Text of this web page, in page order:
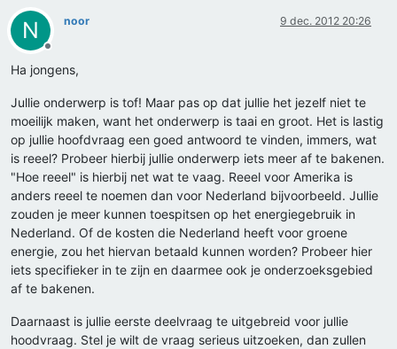
N
Offline
noor 9 dec. 2012 20:26
Ha jongens,
Jullie onderwerp is tof! Maar pas op dat jullie het jezelf niet te
moeilijk maken, want het onderwerp is taai en groot. Het is lastig
op jullie hoofdvraag een goed antwoord te vinden, immers, wat
is reeel? Probeer hierbij jullie onderwerp iets meer af te bakenen.
"Hoe reeel" is hierbij net wat te vaag. Reeel voor Amerika is
anders reeel te noemen dan voor Nederland bijvoorbeeld. Jullie
zouden je meer kunnen toespitsen op het energiegebruik in
Nederland. Of de kosten die Nederland heeft voor groene
energie, zou het hiervan betaald kunnen worden? Probeer hier
iets specifieker in te zijn en daarmee ook je onderzoeksgebied
af te bakenen.
Daarnaast is jullie eerste deelvraag te uitgebreid voor jullie
hoodvraag. Stel je wilt de vraag serieus uitzoeken, dan zullen